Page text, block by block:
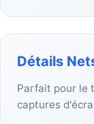
Détails
Parfait pour le
captures